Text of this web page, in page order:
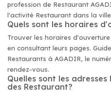
profession de Restaurant
l'activité Restaurant dans la
Quels sont les horaires
Trouver les horaires
en consultant leurs pages.
Restaurants à AGADIR, le
rendez-vous.
Quelles sont les
des Restaurant?